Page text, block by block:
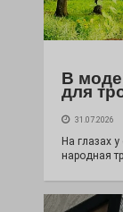
В моде
для
31.07.2026
На глазах
народная